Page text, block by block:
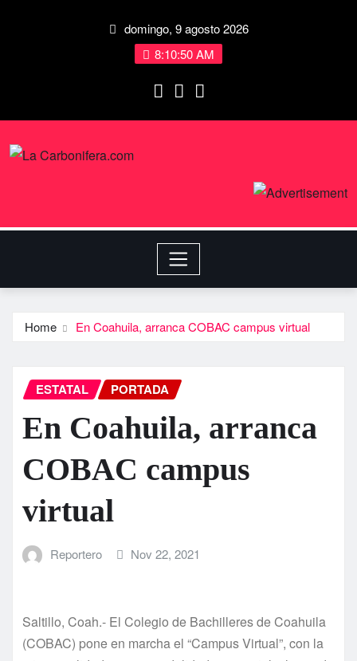
domingo, 9 agosto 2026
8:10:51 AM
Home En Coahuila, arranca COBAC campus virtual
ESTATAL PORTADA
En Coahuila, arranca
COBAC campus
virtual
Reportero Nov 22, 2021
Saltillo, Coah.- El Colegio de Bachilleres de Coahuila
(COBAC) pone en marcha el “Campus Virtual”, con la